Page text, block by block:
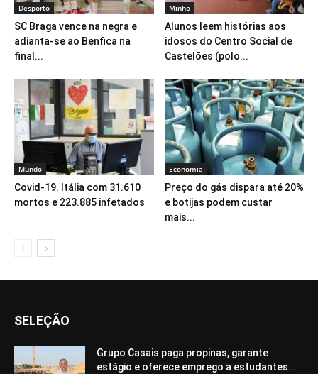
Desporto
SC Braga vence na negra e
adianta-se ao Benfica na
final...
Minho
Alunos leem histórias aos
idosos do Centro Social de
Castelões (polo...
Mundo
Covid-19. Itália com 31.610
mortos e 223.885 infetados
Economia
Preço do gás dispara até 20%
e botijas podem custar
mais...
SELEÇÃO
Grupo Casais paga propinas, garante
estágio e oferece emprego a estudantes...